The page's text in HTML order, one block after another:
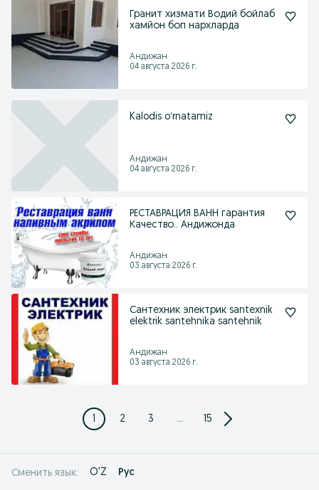
Гранит хизмати Водий бойлаб
хамйон боп нархларда
Андижан
04 августа 2026 г.
Kalodis oʻrnatamiz
Андижан
04 августа 2026 г.
РЕСТАВРАЦИЯ ВАНН гарантия
Качество.. Андижонда
Андижан
03 августа 2026 г.
Сантехник электрик santexnik
elektrik santehnika santehnik
Андижан
03 августа 2026 г.
1 2 3 ... 15
Сменить язык: O'Z Рус